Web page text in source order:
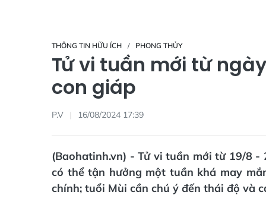
THÔNG TIN HỮU ÍCH PHONG THỦY
Tử vi tuần mới từ
con giáp
P.V 16/08/2024 17:39
(Baohatinh.vn) - Tử vi tuần mới từ 19/8
có thể tận hưởng một tuần khá may
chính; tuổi Mùi cần chú ý đến thái độ và